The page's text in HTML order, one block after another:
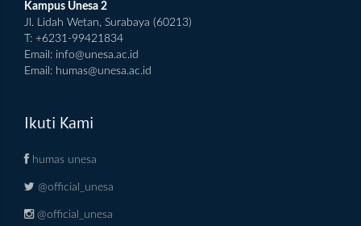
Kampus Unesa 2
Jl. Lidah Wetan, Surabaya (60213)
T: +6231-99421834
Email: info@unesa.ac.id
Email: humas@unesa.ac.id
Ikuti Kami
humas unesa
@official_unesa
@official_unesa